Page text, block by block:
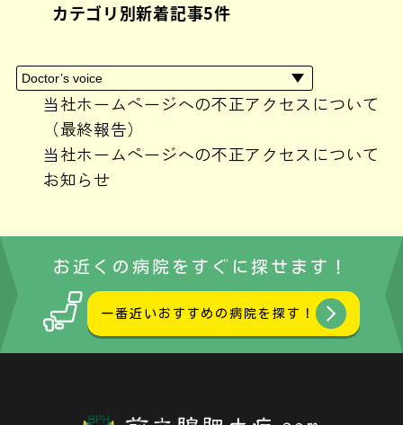
2024年4月(1)
2024年2月(3)
2024年1月 (2)
2023年10月(1)
2023年9月 (1)
2023年8月
2023年3月(1)
2023年2月
2023年1月(2)
2022年12月(4)
カテゴリ別新着記事5件
当社ホームページへの不正アクセスについて
（最終報告）
当社ホームページへの不正アクセスについて
お知らせ
お近くの病院をすぐに探せます！
一番近いおすすめの病院を探す！